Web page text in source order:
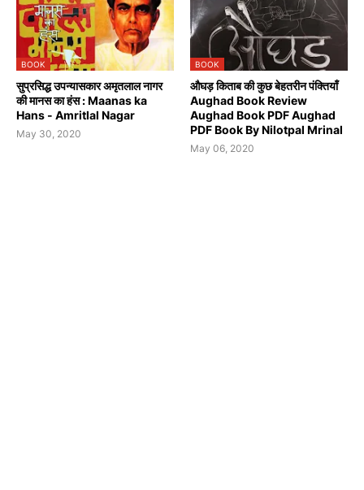
BOOK
सुप्रसिद्ध उपन्यासकार अमृतलाल नागर
की मानस का हंस : Maanas ka
Hans - Amritlal Nagar
May 30, 2020
BOOK
औघड़ किताब की कुछ बेहतरीन पंक्तियाँ
Aughad Book Review
Aughad Book PDF Aughad
PDF Book By Nilotpal Mrinal
May 06, 2020